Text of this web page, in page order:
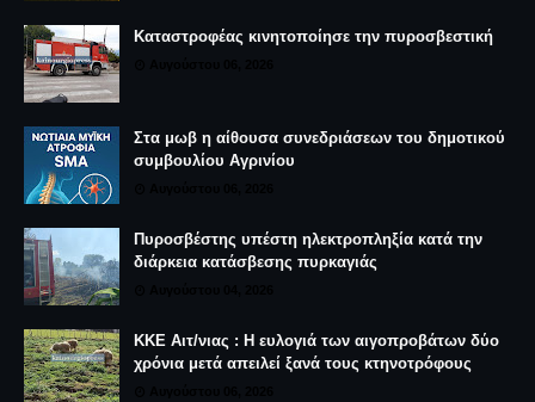
Καταστροφέας κινητοποίησε την πυροσβεστική
Στα μωβ η αίθουσα συνεδριάσεων του δημοτικού
συμβουλίου Αγρινίου
Πυροσβέστης υπέστη ηλεκτροπληξία κατά την
διάρκεια κατάσβεσης πυρκαγιάς
ΚΚΕ Αιτ/νιας : Η ευλογιά των αιγοπροβάτων δύο
χρόνια μετά απειλεί ξανά τους κτηνοτρόφους